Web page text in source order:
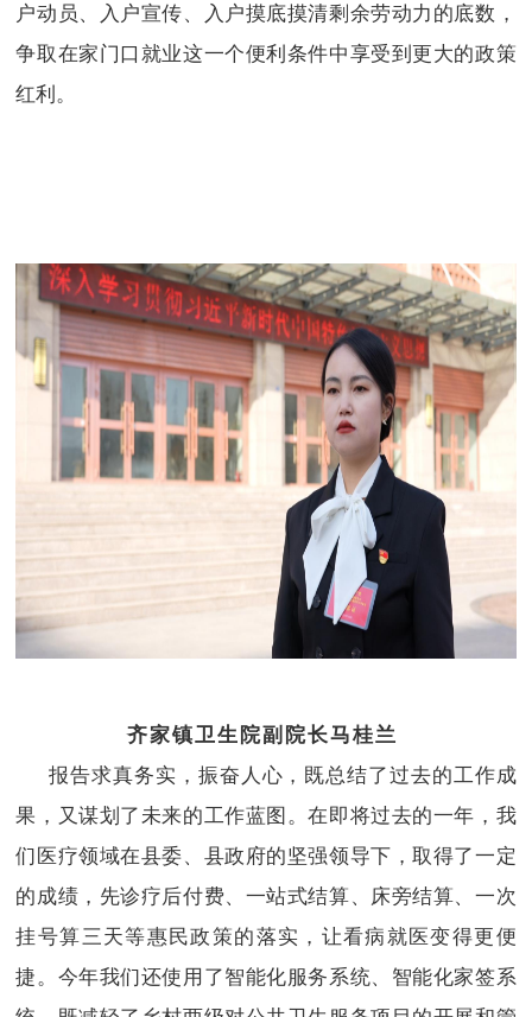
户动员、入户宣传、入户摸底摸清剩余劳动力的底数，
争取在家门口就业这一个便利条件中享受到更大的政策
红利。
齐家镇卫生院副院长马桂兰
报告求真务实，振奋人心，既总结了过去的工作成
果，又谋划了未来的工作蓝图。在即将过去的一年，我
们医疗领域在县委、县政府的坚强领导下，取得了一定
的成绩，先诊疗后付费、一站式结算、床旁结算、一次
挂号算三天等惠民政策的落实，让看病就医变得更便
捷。今年我们还使用了智能化服务系统、智能化家签系